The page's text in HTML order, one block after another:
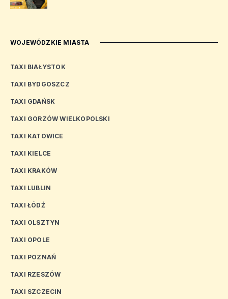
WOJEWÓDZKIE MIASTA
TAXI BIAŁYSTOK
TAXI BYDGOSZCZ
TAXI GDAŃSK
TAXI GORZÓW WIELKOPOLSKI
TAXI KATOWICE
TAXI KIELCE
TAXI KRAKÓW
TAXI LUBLIN
TAXI ŁÓDŹ
TAXI OLSZTYN
TAXI OPOLE
TAXI POZNAŃ
TAXI RZESZÓW
TAXI SZCZECIN